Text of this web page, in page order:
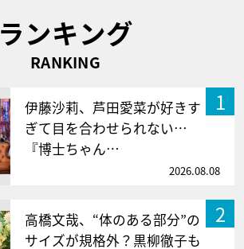
ランキング
RANKING
1
伊藤沙莉、芦田愛菜が好きす
ぎて目を合わせられない…
『博士ちゃん…
2026.08.08
2
高橋文哉、“体のある部分”の
サイズが規格外？黒柳徹子も